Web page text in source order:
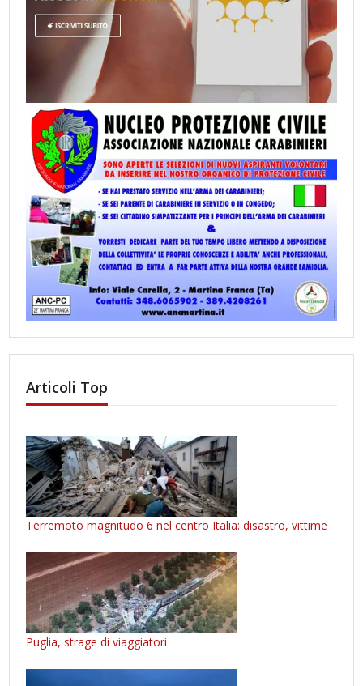
Articoli Top
Terremoto magnitudo 6 nel centro Italia: disastro, vittime
Puglia, strage di viaggiatori